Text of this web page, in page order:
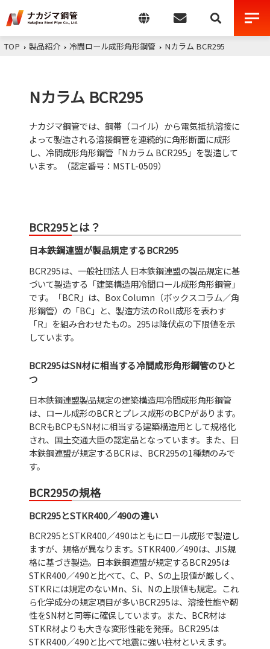
TOP 製品紹介 冷間ロール成形角形鋼管 Nカラム BCR295
Nカラム BCR295
ナカジマ鋼管では、鋼帯（コイル）から電気抵抗溶接に
よって製造される溶接鋼管を連続的に角形断面に成形
し、冷間成形角形鋼管「Nカラム BCR295」を製造して
います。（認定番号：MSTL-0509）
BCR295とは？
日本鉄鋼連盟が製品規定するBCR295
BCR295は、一般社団法人 日本鉄鋼連盟の製品規定に基
づいて製造する「建築構造用冷間ロール成形角形鋼管」
です。「BCR」は、Box Column（ボックスコラム／角
形鋼管）の「BC」と、製造方法のRoll成形を表わす
「R」を組み合わせたもの。295は降伏点の下限値を示
しています。
BCR295はSN材に相当する冷間成形角形鋼管のひと
つ
日本鉄鋼連盟製品規定の建築構造用冷間成形角形鋼管
は、ロール成形のBCRとプレス成形のBCPがあります。
BCRもBCPもSN材に相当する建築構造用として規格化
され、国土交通大臣の認定品となっています。また、日
本鉄鋼連盟が規定するBCRは、BCR295の1種類のみで
す。
BCR295の規格
BCR295とSTKR400／490の違い
BCR295とSTKR400／490はともにロール成形で製造し
ますが、規格が異なります。STKR400／490は、JIS規
格に基づき製造。日本鉄鋼連盟が規定するBCR295は
STKR400／490と比べて、C、P、Sの上限値が厳しく、
STKRには規定のないMn、Si、Nの上限値も規定。これ
ら化学成分の規定項目が多いBCR295は、溶接性能や靭
性をSN材と同等に確保しています。また、BCR材は
STKR材よりも大きな変形性能を発揮。BCR295は
STKR400／490と比べて地震に強い柱材といえます。